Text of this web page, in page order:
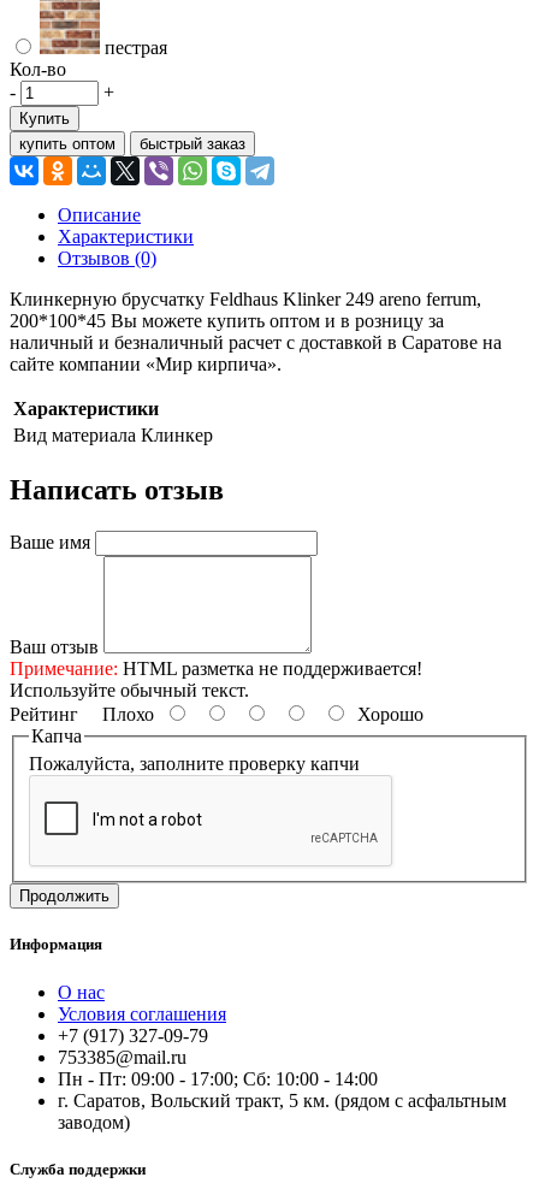
пестрая
Кол-во
-
+
Купить
купить оптом
быстрый заказ
Описание
Характеристики
Отзывов (0)
Клинкерную брусчатку Feldhaus Klinker 249 areno ferrum,
200*100*45 Вы можете купить оптом и в розницу за
наличный и безналичный расчет с доставкой в Саратове на
сайте компании «Мир кирпича».
Характеристики
Вид материала Клинкер
Написать отзыв
Ваше имя
Ваш отзыв
Примечание: HTML разметка не поддерживается!
Используйте обычный текст.
Рейтинг Плохо
Хорошо
Капча
Пожалуйста, заполните проверку капчи
Продолжить
Информация
О нас
Условия соглашения
+7 (917) 327-09-79
753385@mail.ru
Пн - Пт: 09:00 - 17:00; Сб: 10:00 - 14:00
г. Саратов, Вольский тракт, 5 км. (рядом с асфальтным
заводом)
Служба поддержки